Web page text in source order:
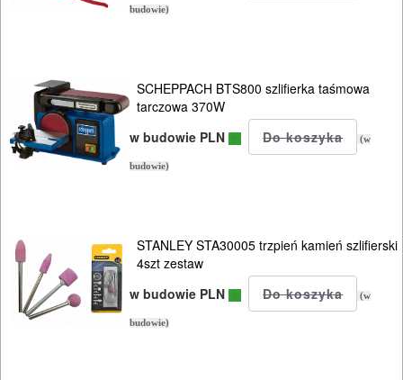
budowie)
SCHEPPACH BTS800 szlifierka taśmowa
tarczowa 370W
w budowie PLN
(w
budowie)
STANLEY STA30005 trzpień kamień szlifierski
4szt zestaw
w budowie PLN
(w
budowie)